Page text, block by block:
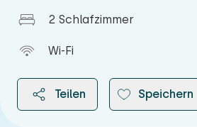
2 Schlafzimmer
Wi-Fi
Teilen Speichern